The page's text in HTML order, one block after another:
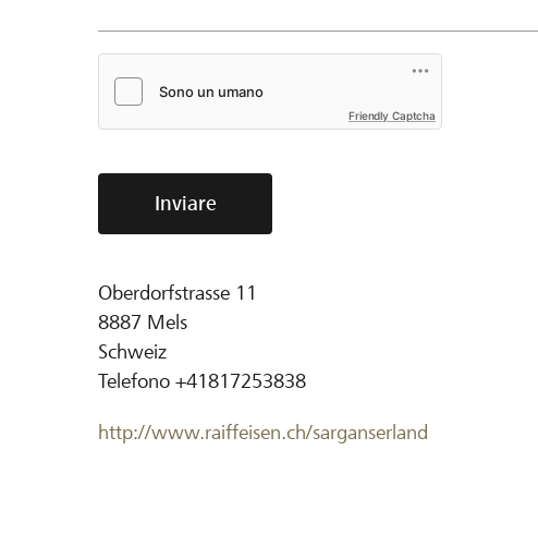
Friendly Captcha
Inviare
Oberdorfstrasse 11
8887 Mels
Schweiz
Telefono +41817253838
http://www.raiffeisen.ch/sarganserland